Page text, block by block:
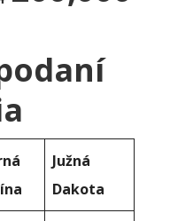
Južná
Dakota